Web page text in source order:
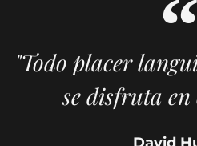
"Todo placer
se disfruta